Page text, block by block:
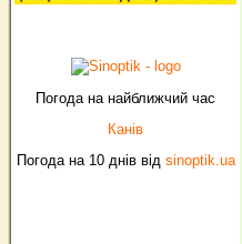
Погода на найближчий час
Канів
Погода на 10 днів від sinoptik.ua